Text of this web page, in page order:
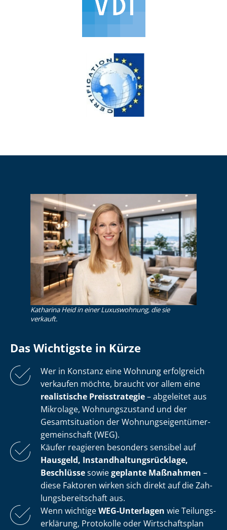
Katharina Heid in einer Luxuswohnung, die sie
verkauft.
Das Wichtigste in Kürze
Wer in Konstanz eine Wohnung erfolgreich
verkaufen möchte, braucht vor allem eine
realistische Preisstrategie– abgeleitet aus
Mikrolage, Wohnungszustand und der
Gesamtsituation der Woh­nungs­ei­gen­tü­mer­
ge­mein­schaft (WEG).
Käufer reagieren besonders sensibel auf
Hausgeld, In­stand­hal­tungs­rück­la­ge,
Beschlüssesowiegeplante Maßnahmen –
diese Faktoren wirken sich direkt auf die Zah­
lungs­be­reit­schaft aus.
Wenn wichtigeWEG-Unterlagen wie Tei­lungs­
er­klä­rung, Protokolle oder Wirtschaftsplan